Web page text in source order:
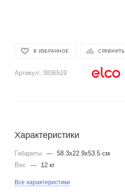
В ИЗБРАННОЕ СРАВНИТЬ
Артикул: 3836519
Характеристики
Габариты — 58.3x22.9x53.5 см
Вес
— 12 кг
Все характеристики